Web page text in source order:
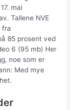
mai
Tallene NVE
fra
85 prosent ved
6 (95 mb) Her
noe som er
Med mye